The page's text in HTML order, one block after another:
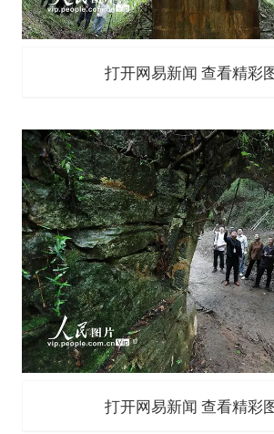
打开网易新闻 查看精彩
打开网易新闻 查看精彩